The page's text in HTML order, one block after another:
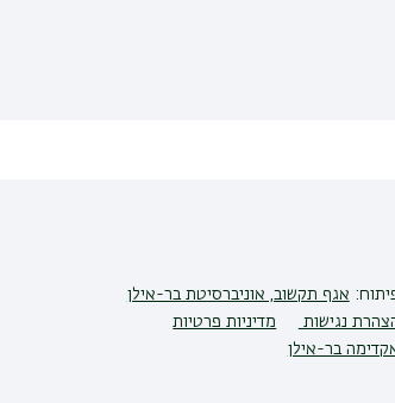
אגף תקשוב, אוניברסיטת בר-אילן
נגישות
מדיניות פרטיות
בר-אילן